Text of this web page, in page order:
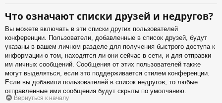
Что означают списки друзей и недругов?
Вы можете включать в эти списки других пользователей
конференции. Пользователи, добавленные в список друзей, будут
указаны в вашем личном разделе для получения быстрого доступа к
информации о том, находятся ли они сейчас в сети, и для отправки
им личных сообщений. Сообщения от этих пользователей также
могут выделяться, если это поддерживается стилем конференции.
Если вы добавили пользователей в список недругов, то любые
отправленные ими сообщения будут скрыты по умолчанию.
Вернуться к началу